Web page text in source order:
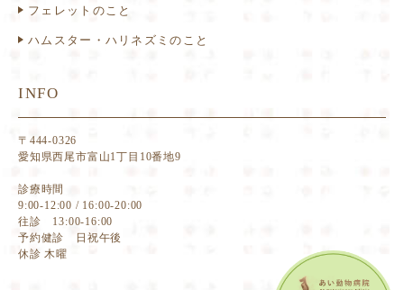
フェレットのこと
ハムスター・ハリネズミのこと
INFO
〒444-0326
愛知県西尾市富山1丁目10番地9
診療時間
9:00-12:00 / 16:00-20:00
往診 13:00-16:00
予約健診 日祝午後
休診 木曜